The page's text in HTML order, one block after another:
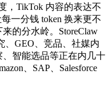
，TikTok 内容的表达不
一分钱 token 换来更不
的分水岭。StoreClaw
、GEO、竞品、社媒内
智能选品等正在内几十
、SAP、Salesforce